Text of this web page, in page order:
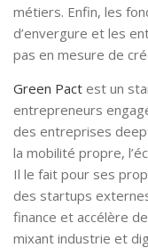
métiers. Enfin, les
d’envergure et les
pas en mesure de
Green Pact est un
entrepreneurs
des entreprises
la mobilité propre,
Il le fait pour ses
des startups
finance et accélère
mixant industrie et